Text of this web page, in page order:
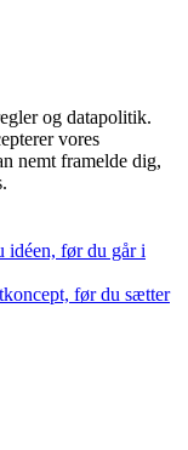
og datapolitik.
vores
nemt framelde dig,
idéen, før du går i
før du sætter